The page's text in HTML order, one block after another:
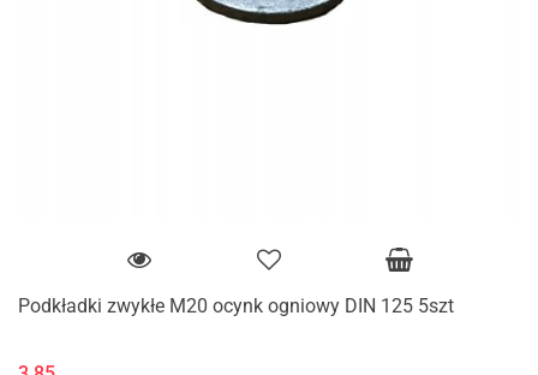
Podkładki zwykłe M20 ocynk ogniowy DIN 125 5szt